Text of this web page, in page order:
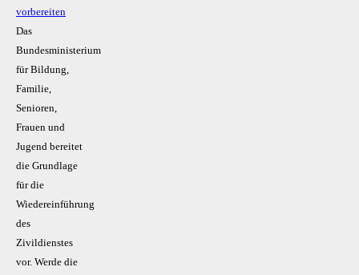
vorbereiten
Das
Bundesministerium
für Bildung,
Familie,
Senioren,
Frauen und
Jugend bereitet
die Grundlage
für die
Wiedereinführung
des
Zivildienstes
vor. Werde die